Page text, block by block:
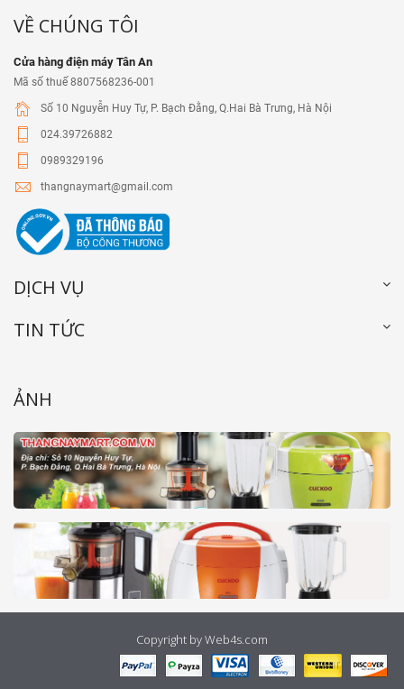
VỀ CHÚNG TÔI
Cửa hàng điện máy Tân An
Mã số thuế 8807568236-001
Số 10 Nguyễn Huy Tự, P. Bạch Đằng, Q.Hai Bà Trưng, Hà Nội
024.39726882
0989329196
thangnaymart@gmail.com
DỊCH VỤ
TIN TỨC
ẢNH
Copyright by Web4s.com